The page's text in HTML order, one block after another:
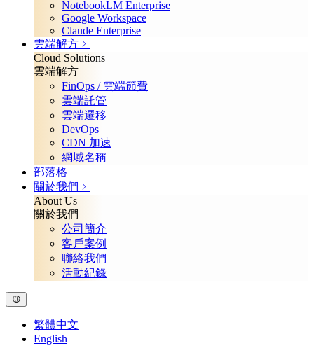
NotebookLM Enterprise
Google Workspace
Claude Enterprise
雲端解方
Cloud Solutions
雲端解方
FinOps / 雲端節費
雲端託管
雲端遷移
DevOps
CDN 加速
網域名稱
部落格
關於我們
About Us
關於我們
公司簡介
客戶案例
聯絡我們
活動紀錄
繁體中文
English